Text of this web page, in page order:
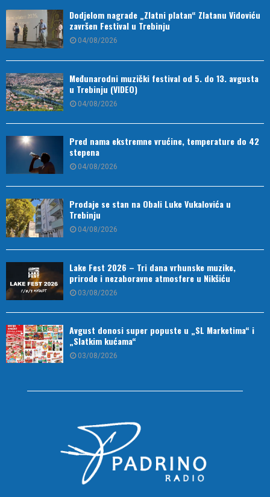
Dodjelom nagrade „Zlatni platan“ Zlatanu Vidoviću
završen Festival u Trebinju
04/08/2026
Međunarodni muzički festival od 5. do 13. avgusta
u Trebinju (VIDEO)
04/08/2026
Pred nama ekstremne vrućine, temperature do 42
stepena
04/08/2026
Prodaje se stan na Obali Luke Vukalovića u
Trebinju
04/08/2026
Lake Fest 2026 – Tri dana vrhunske muzike,
prirode i nezaboravne atmosfere u Nikšiću
03/08/2026
Avgust donosi super popuste u „SL Marketima“ i
„Slatkim kućama“
03/08/2026